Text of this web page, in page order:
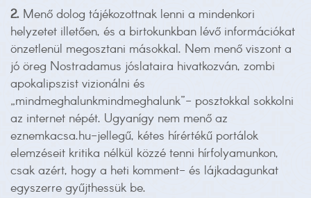
2. Menő dolog tájékozottnak lenni a mindenkori
helyzetet illetően, és a birtokunkban lévő információkat
önzetlenül megosztani másokkal. Nem menő viszont a
jó öreg Nostradamus jóslataira hivatkozván, zombi
apokalipszist vizionálni és
„mindmeghalunkmindmeghalunk”- posztokkal sokkolni
az internet népét. Ugyanígy nem menő az
eznemkacsa.hu-jellegű, kétes hírértékű portálok
elemzéseit kritika nélkül közzé tenni hírfolyamunkon,
csak azért, hogy a heti komment- és lájkadagunkat
egyszerre gyűjthessük be.